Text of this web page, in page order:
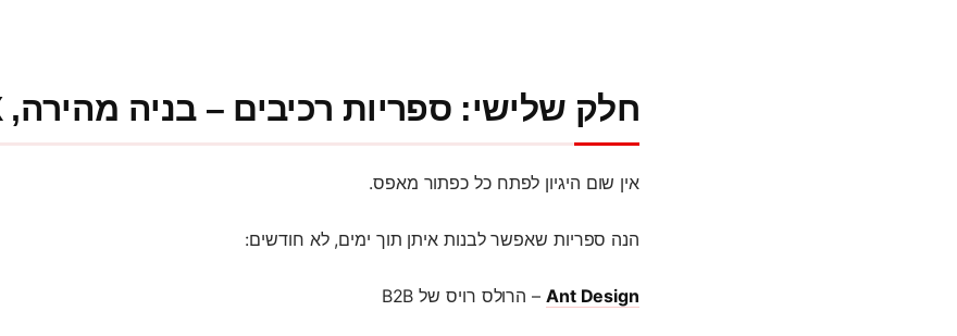
חלק שלישי: ספריות רכיבים – בניה מהירה, UX פרימיום
אין שום היגיון לפתח כל כפתור מאפס.
הנה ספריות שאפשר לבנות איתן תוך ימים, לא חודשים:
Ant Design – הרולס רויס של B2B